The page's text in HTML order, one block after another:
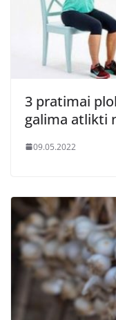
3 pratimai
galima atlikti
09.05.2022